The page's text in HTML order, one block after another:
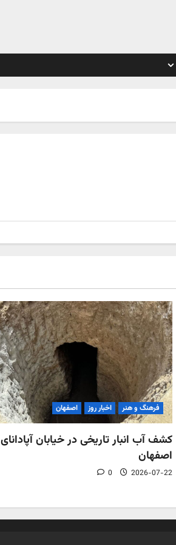
فرهنگ و هنر اخبار روز اصفهان
کشف آب‌ انبار تاریخی در خیابان آپادانای
اصفهان
2026-07-22
0